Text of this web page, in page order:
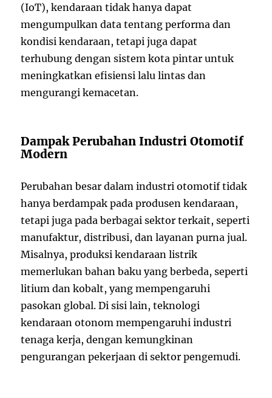
(IoT), kendaraan tidak hanya dapat
mengumpulkan data tentang performa dan
kondisi kendaraan, tetapi juga dapat
terhubung dengan sistem kota pintar untuk
meningkatkan efisiensi lalu lintas dan
mengurangi kemacetan.
Dampak Perubahan Industri Otomotif
Modern
Perubahan besar dalam industri otomotif tidak
hanya berdampak pada produsen kendaraan,
tetapi juga pada berbagai sektor terkait, seperti
manufaktur, distribusi, dan layanan purna jual.
Misalnya, produksi kendaraan listrik
memerlukan bahan baku yang berbeda, seperti
litium dan kobalt, yang mempengaruhi
pasokan global. Di sisi lain, teknologi
kendaraan otonom mempengaruhi industri
tenaga kerja, dengan kemungkinan
pengurangan pekerjaan di sektor pengemudi.